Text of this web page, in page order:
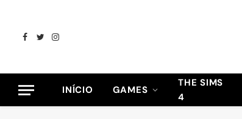
Facebook
TwitterInstagram
INÍCIO GAMES
THE SIMS
4